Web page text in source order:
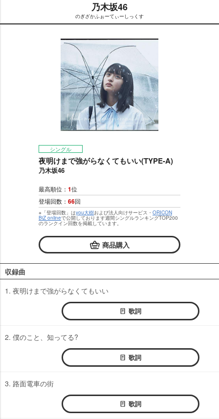
乃木坂46
のぎざかふぉーてぃーしっくす
シングル
夜明けまで強がらなくてもいい(TYPE-A)
乃木坂46
最高順位： 1位
登場回数： 66回
※「登場回数」はyou大樹および法人向けサービス・ ORICON
BiZ onlineで公開しております週間シングルランキングTOP200
のランクイン回数を掲載しています。
商品購入
収録曲
1. 夜明けまで強がらなくてもいい
歌詞
2. 僕のこと、知ってる?
歌詞
3. 路面電車の街
歌詞